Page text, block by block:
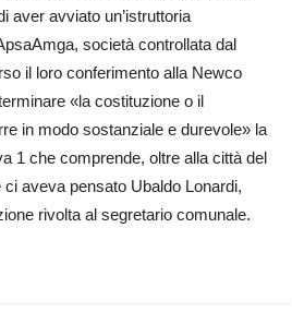
aver avviato un’istruttoria
società controllata dal
il loro conferimento alla Newco
«la costituzione o il
in modo sostanziale e durevole» la
1 che comprende, oltre alla città del
aveva pensato Ubaldo Lonardi,
rivolta al segretario comunale.